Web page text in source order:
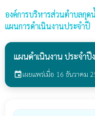
องค์การบริหารส่วนตำบลกุด
แผนการดำเนินงานประจำปี
แผนดำเนินงาน ประจำ
eventเผยแพร่เมื่อ 16 ธันวาคม